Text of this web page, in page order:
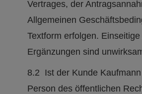
Vertrages, der
Allgemeinen
Textform erfolgen.
Ergänzungen sind
8.2 Ist der Kunde
Person des öffentlichen